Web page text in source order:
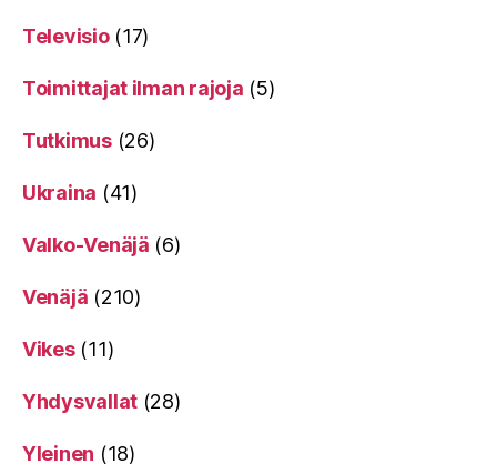
Televisio(17)
Toimittajat ilman rajoja (5)
Tutkimus(26)
Ukraina (41)
Valko-Venäjä (6)
Venäjä (210)
Vikes(11)
Yhdysvallat (28)
Yleinen (18)